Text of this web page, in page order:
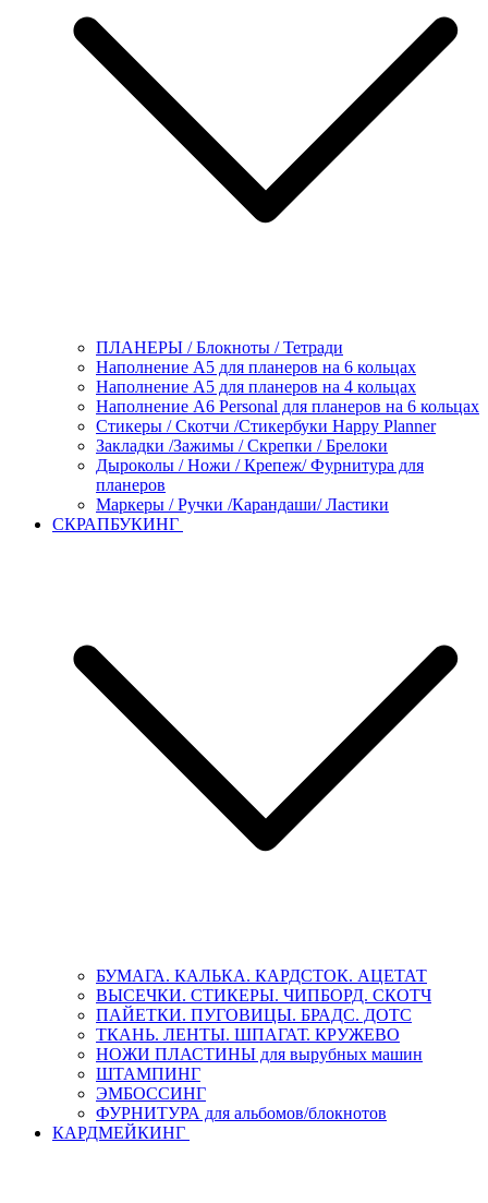
ПЛАНЕРЫ / Блокноты / Тетради
Наполнение А5 для планеров на 6 кольцах
Наполнение А5 для планеров на 4 кольцах
Наполнение А6 Personal для планеров на 6 кольцах
Стикеры / Скотчи /Стикербуки Happy Planner
Закладки /Зажимы / Скрепки / Брелоки
Дыроколы / Ножи / Крепеж/ Фурнитура для
планеров
Маркеры / Ручки /Карандаши/ Ластики
СКРАПБУКИНГ
БУМАГА. КАЛЬКА. КАРДСТОК. АЦЕТАТ
ВЫСЕЧКИ. СТИКЕРЫ. ЧИПБОРД. СКОТЧ
ПАЙЕТКИ. ПУГОВИЦЫ. БРАДС. ДОТС
ТКАНЬ. ЛЕНТЫ. ШПАГАТ. КРУЖЕВО
НОЖИ ПЛАСТИНЫ для вырубных машин
ШТАМПИНГ
ЭМБОССИНГ
ФУРНИТУРА для альбомов/блокнотов
КАРДМЕЙКИНГ